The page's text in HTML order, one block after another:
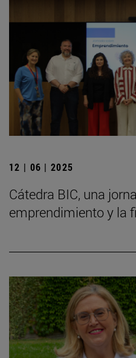
12 | 06 | 2025
Cátedra BIC, una
emprendimiento y la